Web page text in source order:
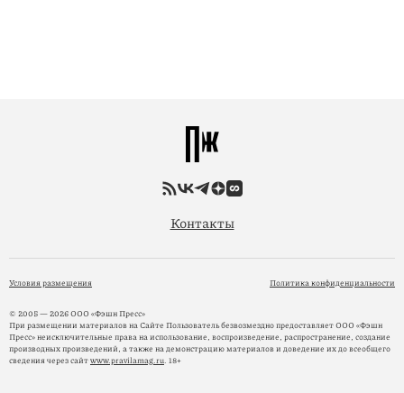
Контакты
Условия размещения Политика конфиденциальности
© 2005 — 2026 ООО «Фэшн Пресс»
При размещении материалов на Сайте Пользователь безвозмездно предоставляет ООО «Фэшн
Пресс» неисключительные права на использование, воспроизведение, распространение, создание
производных произведений, а также на демонстрацию материалов и доведение их до всеобщего
сведения через сайтwww.pravilamag.ru. 18+